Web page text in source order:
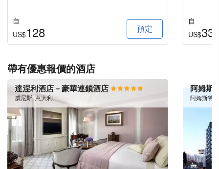
自
US$128 預定
自
US$
帶有優惠報價的酒店
達涅利酒店－豪華連鎖酒店
威尼斯, 意大利
阿姆斯
阿姆斯特